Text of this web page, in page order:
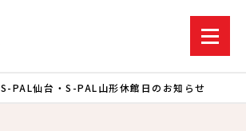
S-PAL仙台・S-PAL山形休館日のお知らせ